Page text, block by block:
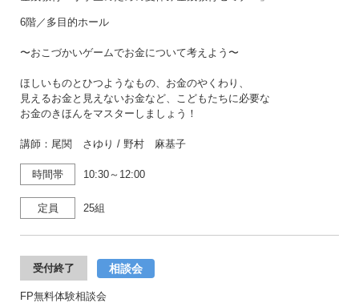
6階／多目的ホール
〜おこづかいゲームでお金について考えよう〜
ほしいものとひつようなもの、お金のやくわり、
見えるお金と見えないお金など、こどもたちに必要な
お金のきほんをマスターしましょう！
講師：尾関 さゆり / 野村 麻基子
時間帯 10:30～12:00
定員 25組
受付終了 相談会
FP無料体験相談会